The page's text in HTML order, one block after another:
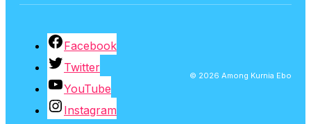
Facebook
Twitter
YouTube
Instagram
© 2026 Among Kurnia Ebo